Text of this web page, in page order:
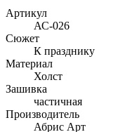
Артикул
АС-026
Сюжет
К празднику
Материал
Холст
Зашивка
частичная
Производитель
Абрис Арт